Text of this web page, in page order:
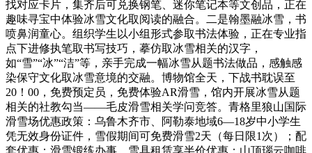
找对应卡片，集齐后可兑换钢笔、迷你笔记本等文创品，正在
趣味寻宝中体验冰雪文化取阅读的融合。二是翰墨融冰雪，书
喷鼻润童心。组织学生以小组形式参取书法体验，正在专业指
点下进修执笔取书写技巧，摹仿取冰雪相关的汉字，
如“雪”“冰”“洁”等，亲手完成一幅冰雪从题书法做品，感触感
染保守文化取冰雪意境的交融。博物馆全天，下战书耽误至
20！00，免费预定员，免费体验AR滑雪，馆内开展冰雪从题
相关的社教勾当——毛皮滑雪相关学问竞答。青格里狼山国际
滑雪场优惠政策：乌鲁木齐市、阿勒泰地域6—18岁中小学生
凭无效身份证件，雪假期间可免费滑雪2天（每日限1次）；‌配